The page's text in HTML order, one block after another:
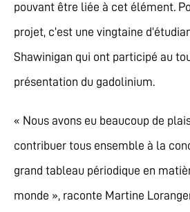
pouvant être liée à cet élément.
projet, c’est une vingtaine
Shawinigan qui ont participé au
présentation du gadolinium.
« Nous avons eu beaucoup de
contribuer tous ensemble à la
grand tableau périodique en
monde », raconte Martine